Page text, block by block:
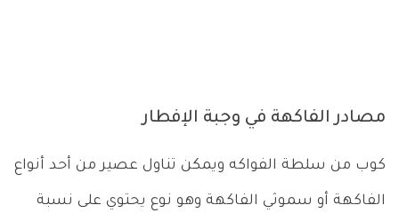
مصادر الفاكهة في وجبة الإفطار
كوب من سلطة الفواكه ويمكن تناول عصير من أحد أنواع
الفاكهة أو سموثي الفاكهة وهو نوع يحتوي على نسبة